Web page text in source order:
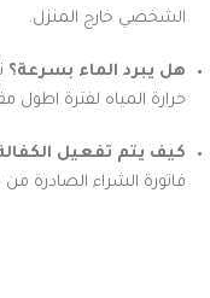
الشخصي خارج المنزل.
هل يبرد الماء بسرعة؟
حرارة المياه لفترة اطول
كيف يتم تفعيل
فاتورة الشراء الصادرة